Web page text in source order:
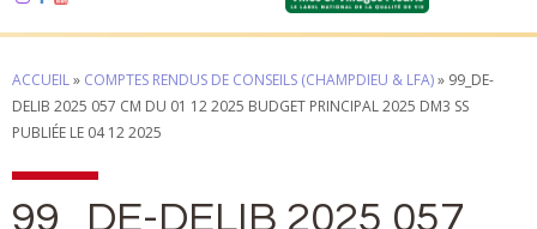
ACCUEIL» COMPTES RENDUS DE CONSEILS (CHAMPDIEU & LFA)» 99_DE-
DELIB 2025 057 CM DU 01 12 2025 BUDGET PRINCIPAL 2025 DM3 SS
PUBLIÉE LE 04 12 2025
99_DE-DELIB 2025 057